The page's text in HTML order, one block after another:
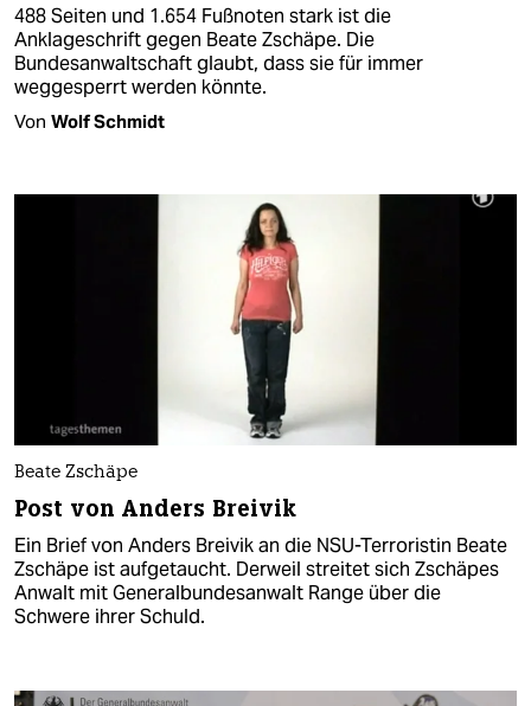
488 Seiten und 1.654 Fußnoten stark ist die
Anklageschrift gegen Beate Zschäpe. Die
Bundesanwaltschaft glaubt, dass sie für immer
weggesperrt werden könnte.
Von Wolf Schmidt
Beate Zschäpe
Post von Anders Breivik
Ein Brief von Anders Breivik an die NSU-Terroristin Beate
Zschäpe ist aufgetaucht. Derweil streitet sich Zschäpes
Anwalt mit Generalbundesanwalt Range über die
Schwere ihrer Schuld.